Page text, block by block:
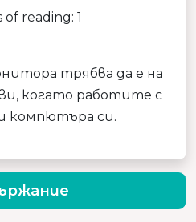
reading: 1
трябва да е на
когато работите с
компютъра си.